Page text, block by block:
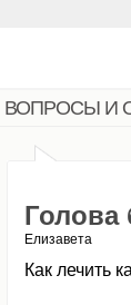
ВОПРОСЫ И
Голова
Елизавета
Как лечить